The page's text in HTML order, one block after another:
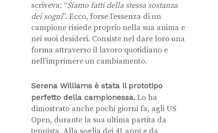
scriveva: “Siamo fatti della stessa sostanza
dei sogni”. Ecco, forse l’essenza di un
campione risiede proprio nella sua anima e
nei suoi desideri. Consiste nel dare loro una
forma attraverso il lavoro quotidiano e
nell’imprimere un cambiamento.
Serena Williams è stata il prototipo
perfetto della campionessa. Lo ha
dimostrato anche pochi giorni fa, agli US
Open, durante la sua ultima partita da
tennista. Alla soglia dei 41 anni e da